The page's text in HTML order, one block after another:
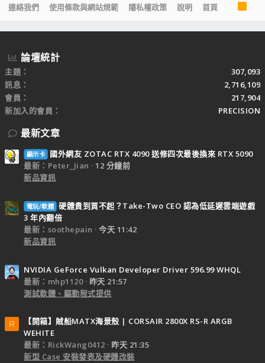
連絡我們
使用條款與網站規範 隱私權政策 說明 首頁
R
S
S
論壇統計
主題
307,093
訊息
2,716,109
會員
217,904
新加入的會員
PRECISION
最新文章
顯示卡
國外網友 ZOTAC RTX 4090 送修四次最後換來 RTX 5090
最新：Peter_Jian
12 分鐘前
新品資訊
電玩/軟體 硬體貴到買不起？Take-Two CEO 認為低延遲雲端遊戲
3 年內翻倍
最新：soothepain
今天 11:42
新品資訊
NVIDIA GeForce Vulkan Developer Driver 596.99 WHQL
最新：mhp1120
昨天 21:57
測試軟體、驅動程式提供
R
【開箱】賊船MATX海景殼 | CORSAIR 2800X RS-R ARGB
WEHITE
最新：RickWang0412
昨天 21:35
新型 Case 安裝發表及硬體改裝